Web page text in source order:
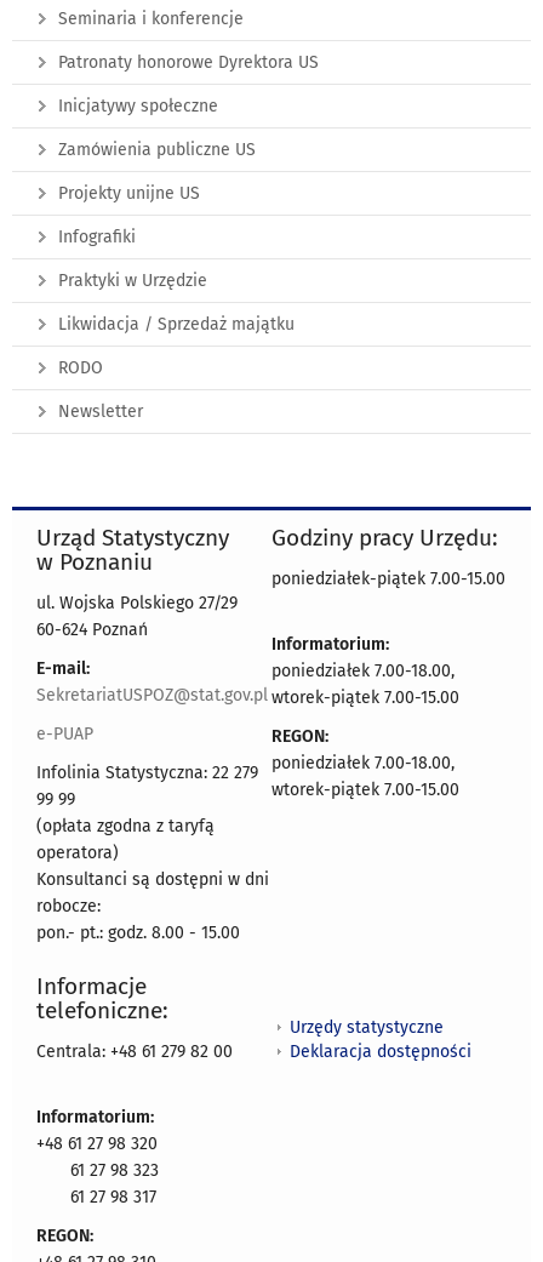
Seminaria i konferencje
Patronaty honorowe Dyrektora US
Inicjatywy społeczne
Zamówienia publiczne US
Projekty unijne US
Infografiki
Praktyki w Urzędzie
Likwidacja / Sprzedaż majątku
RODO
Newsletter
Urząd Statystyczny
w Poznaniu
ul. Wojska Polskiego 27/29
60-624 Poznań
E-mail:
SekretariatUSPOZ@stat.gov.pl
e-PUAP
Infolinia Statystyczna: 22 279
99 99
(opłata zgodna z taryfą
operatora)
Konsultanci są dostępni w dni
robocze:
pon.- pt.: godz. 8.00 - 15.00
Godziny pracy Urzędu:
poniedziałek-piątek 7.00-15.00
Informatorium:
poniedziałek 7.00-18.00,
wtorek-piątek 7.00-15.00
REGON:
poniedziałek 7.00-18.00,
wtorek-piątek 7.00-15.00
Informacje
telefoniczne:
Centrala: +48 61 279 82 00
Informatorium:
+48 61 27 98 320
61 27 98 323
61 27 98 317
REGON:
Urzędy statystyczne
Deklaracja dostępności